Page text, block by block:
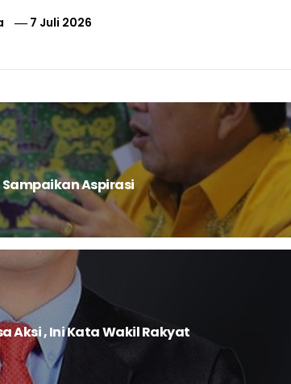
7 Juli 2026
Aspirasi
Aksi , Ini Kata Wakil Rakyat